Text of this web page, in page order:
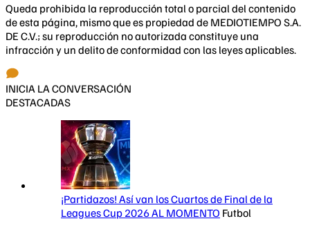
Queda prohibida la reproducción total o parcial del contenido
de esta página, mismo que es propiedad de MEDIOTIEMPO S.A.
DE C.V.; su reproducción no autorizada constituye una
infracción y un delito de conformidad con las leyes aplicables.
INICIA LA CONVERSACIÓN
DESTACADAS
¡Partidazos! Así van los Cuartos de Final de la
Leagues Cup 2026 AL MOMENTO Futbol